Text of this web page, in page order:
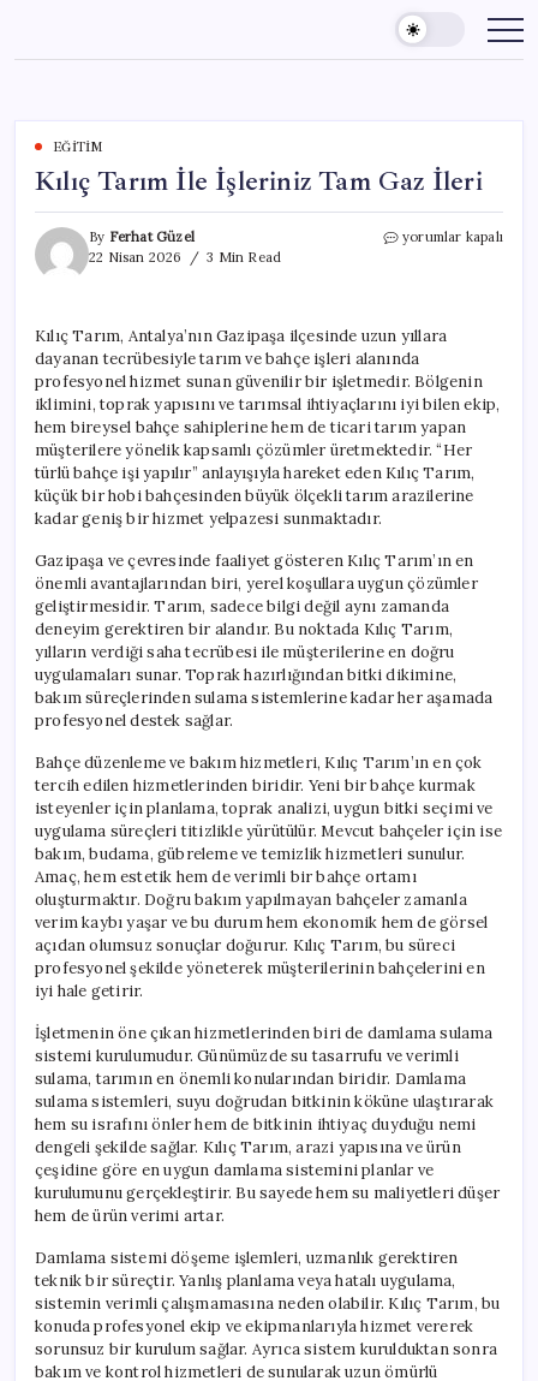
content
EĞITIM
Kılıç Tarım İle İşleriniz Tam Gaz İleri
By Ferhat Güzel
22 Nisan 2026
3 Min Read
Kılıç
Gaz
İleri
için
yorumlar kapalı
Kılıç Tarım, Antalya’nın Gazipaşa ilçesinde uzun yıllara
dayanan tecrübesiyle tarım ve bahçe işleri alanında
profesyonel hizmet sunan güvenilir bir işletmedir. Bölgenin
iklimini, toprak yapısını ve tarımsal ihtiyaçlarını iyi bilen ekip,
hem bireysel bahçe sahiplerine hem de ticari tarım yapan
müşterilere yönelik kapsamlı çözümler üretmektedir. “Her
türlü bahçe işi yapılır” anlayışıyla hareket eden Kılıç Tarım,
küçük bir hobi bahçesinden büyük ölçekli tarım arazilerine
kadar geniş bir hizmet yelpazesi sunmaktadır.
Gazipaşa ve çevresinde faaliyet gösteren Kılıç Tarım’ın en
önemli avantajlarından biri, yerel koşullara uygun çözümler
geliştirmesidir. Tarım, sadece bilgi değil aynı zamanda
deneyim gerektiren bir alandır. Bu noktada Kılıç Tarım,
yılların verdiği saha tecrübesi ile müşterilerine en doğru
uygulamaları sunar. Toprak hazırlığından bitki dikimine,
bakım süreçlerinden sulama sistemlerine kadar her aşamada
profesyonel destek sağlar.
Bahçe düzenleme ve bakım hizmetleri, Kılıç Tarım’ın en çok
tercih edilen hizmetlerinden biridir. Yeni bir bahçe kurmak
isteyenler için planlama, toprak analizi, uygun bitki seçimi ve
uygulama süreçleri titizlikle yürütülür. Mevcut bahçeler için ise
bakım, budama, gübreleme ve temizlik hizmetleri sunulur.
Amaç, hem estetik hem de verimli bir bahçe ortamı
oluşturmaktır. Doğru bakım yapılmayan bahçeler zamanla
verim kaybı yaşar ve bu durum hem ekonomik hem de görsel
açıdan olumsuz sonuçlar doğurur. Kılıç Tarım, bu süreci
profesyonel şekilde yöneterek müşterilerinin bahçelerini en
iyi hale getirir.
İşletmenin öne çıkan hizmetlerinden biri de damlama sulama
sistemi kurulumudur. Günümüzde su tasarrufu ve verimli
sulama, tarımın en önemli konularından biridir. Damlama
sulama sistemleri, suyu doğrudan bitkinin köküne ulaştırarak
hem su israfını önler hem de bitkinin ihtiyaç duyduğu nemi
dengeli şekilde sağlar. Kılıç Tarım, arazi yapısına ve ürün
çeşidine göre en uygun damlama sistemini planlar ve
kurulumunu gerçekleştirir. Bu sayede hem su maliyetleri düşer
hem de ürün verimi artar.
Damlama sistemi döşeme işlemleri, uzmanlık gerektiren
teknik bir süreçtir. Yanlış planlama veya hatalı uygulama,
sistemin verimli çalışmamasına neden olabilir. Kılıç Tarım, bu
konuda profesyonel ekip ve ekipmanlarıyla hizmet vererek
sorunsuz bir kurulum sağlar. Ayrıca sistem kurulduktan sonra
bakım ve kontrol hizmetleri de sunularak uzun ömürlü